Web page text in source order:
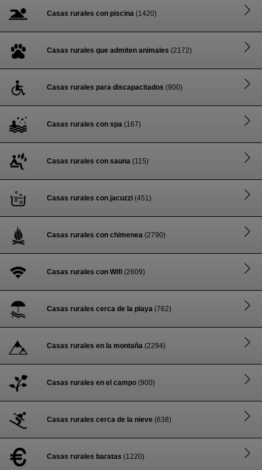
Casas rurales con piscina (1420)
Casas rurales que admiten animales (2172)
Casas rurales para discapacitados (900)
Casas rurales con spa (167)
Casas rurales con sauna (115)
Casas rurales con jacuzzi (451)
Casas rurales con chimenea (2790)
Casas rurales con Wifi (2609)
Casas rurales cerca de la playa (762)
Casas rurales en la montaña (2294)
Casas rurales en el campo (900)
Casas rurales cerca de la nieve (638)
Casas rurales baratas (1220)